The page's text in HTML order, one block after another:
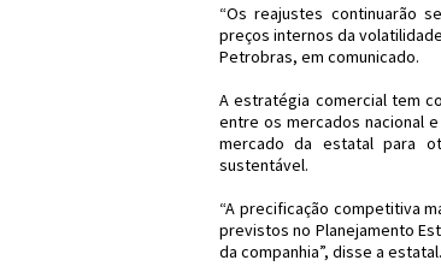
“Os reajustes continuarão
preços internos da
Petrobras, em comunicado.
A estratégia comercial tem
entre os mercados nacional
mercado da estatal para
sustentável.
“A precificação competitiva
previstos no Planejamento
da companhia”, disse a estatal.